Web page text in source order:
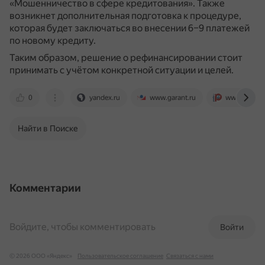
«Мошенничество в сфере кредитования». Также
возникнет дополнительная подготовка к процедуре,
которая будет заключаться во внесении 6–9 платежей
по новому кредиту.
Таким образом, решение о рефинансировании стоит
принимать с учётом конкретной ситуации и целей.
0 yandex.ru www.garant.ru
Найти в Поиске
Комментарии
Войти
Войдите, чтобы комментировать
© 2026 ООО «Яндекс» Пользовательское соглашение Связаться с нами